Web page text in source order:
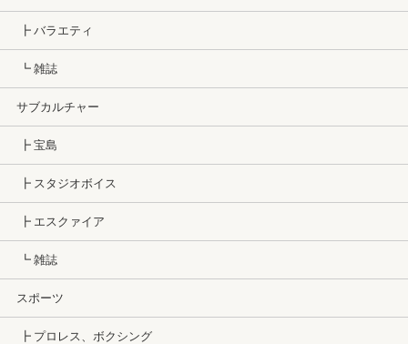
┣ バラエティ
┗ 雑誌
サブカルチャー
┣ 宝島
┣ スタジオボイス
┣ エスクァイア
┗ 雑誌
スポーツ
┣ プロレス、ボクシング